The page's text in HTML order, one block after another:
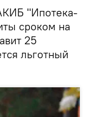
"Ипотека-
сроком на
25
льготный